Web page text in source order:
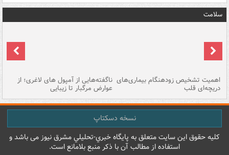
سلامت
اهمیت تشخیص زودهنگام بیماری‌های
دریچه‌ای قلب
ناگفته‌هایی از آمپول های لاغری؛ از
عوارض مرگبار تا زیبایی
نسخه دسکتاپ
کليه حقوق اين سايت متعلق به پایگاه خبري-تحليلي مشرق نيوز می باشد و
استفاده از مطالب آن با ذکر منبع بلامانع است.